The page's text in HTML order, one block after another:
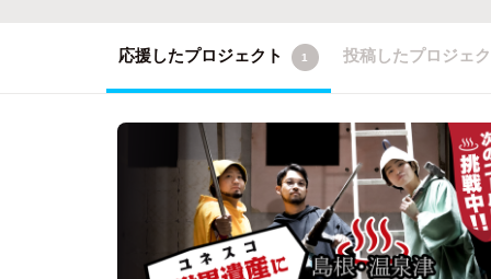
応援したプロジェクト 1 投稿したプロジェ